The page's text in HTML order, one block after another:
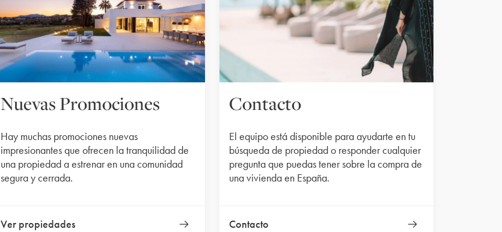
Nuevas Promociones
Hay muchas promociones nuevas
impresionantes que ofrecen la tranquilidad de
una propiedad a estrenar en una comunidad
segura y cerrada.
Ver propiedades
Contacto
El equipo está disponible para ayudarte en tu
búsqueda de propiedad o responder cualquier
pregunta que puedas tener sobre la compra de
una vivienda en España.
Contacto